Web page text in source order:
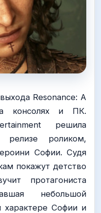
Resonance: A
консолях и ПК.
решила
роликом,
Софии. Судя
покажут детство
протагониста
небольшой
Софии и